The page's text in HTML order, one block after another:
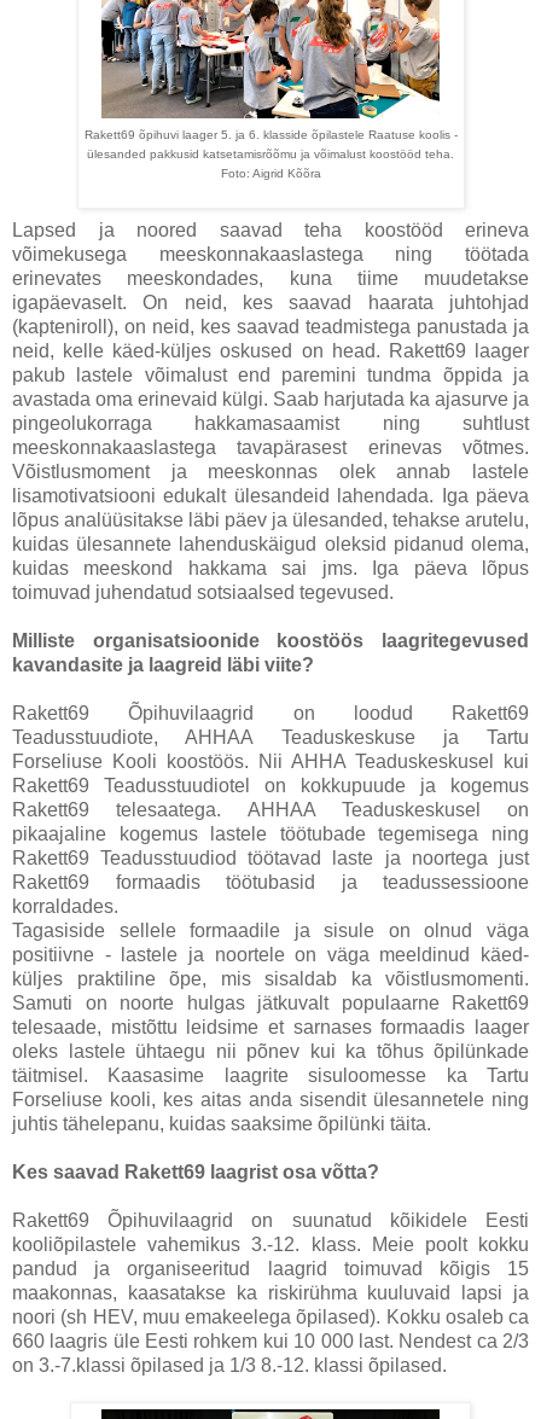
Rakett69 õpihuvi laager 5. ja 6. klasside õpilastele Raatuse koolis -
ülesanded pakkusid katsetamisrõõmu ja võimalust koostööd teha.
Foto: Aigrid Kõõra
Lapsed ja noored saavad teha koostööd erineva
võimekusega meeskonnakaaslastega ning töötada
erinevates meeskondades, kuna tiime muudetakse
igapäevaselt. On neid, kes saavad haarata juhtohjad
(kapteniroll), on neid, kes saavad teadmistega panustada ja
neid, kelle käed-küljes oskused on head. Rakett69 laager
pakub lastele võimalust end paremini tundma õppida ja
avastada oma erinevaid külgi. Saab harjutada ka ajasurve ja
pingeolukorraga hakkamasaamist ning suhtlust
meeskonnakaaslastega tavapärasest erinevas võtmes.
Võistlusmoment ja meeskonnas olek annab lastele
lisamotivatsiooni edukalt ülesandeid lahendada. Iga päeva
lõpus analüüsitakse läbi päev ja ülesanded, tehakse arutelu,
kuidas ülesannete lahenduskäigud oleksid pidanud olema,
kuidas meeskond hakkama sai jms. Iga päeva lõpus
toimuvad juhendatud sotsiaalsed tegevused.
Milliste organisatsioonide koostöös laagritegevused
kavandasite ja laagreid läbi viite?
Rakett69 Õpihuvilaagrid on loodud Rakett69
Teadusstuudiote, AHHAA Teaduskeskuse ja Tartu
Forseliuse Kooli koostöös. Nii AHHA Teaduskeskusel kui
Rakett69 Teadusstuudiotel on kokkupuude ja kogemus
Rakett69 telesaatega. AHHAA Teaduskeskusel on
pikaajaline kogemus lastele töötubade tegemisega ning
Rakett69 Teadusstuudiod töötavad laste ja noortega just
Rakett69 formaadis töötubasid ja teadussessioone
korraldades.
Tagasiside sellele formaadile ja sisule on olnud väga
positiivne - lastele ja noortele on väga meeldinud käed-
küljes praktiline õpe, mis sisaldab ka võistlusmomenti.
Samuti on noorte hulgas jätkuvalt populaarne Rakett69
telesaade, mistõttu leidsime et sarnases formaadis laager
oleks lastele ühtaegu nii põnev kui ka tõhus õpilünkade
täitmisel. Kaasasime laagrite sisuloomesse ka Tartu
Forseliuse kooli, kes aitas anda sisendit ülesannetele ning
juhtis tähelepanu, kuidas saaksime õpilünki täita.
Kes saavad Rakett69 laagrist osa võtta?
Rakett69 Õpihuvilaagrid on suunatud kõikidele Eesti
kooliõpilastele vahemikus 3.-12. klass. Meie poolt kokku
pandud ja organiseeritud laagrid toimuvad kõigis 15
maakonnas, kaasatakse ka riskirühma kuuluvaid lapsi ja
noori (sh HEV, muu emakeelega õpilased). Kokku osaleb ca
660 laagris üle Eesti rohkem kui 10 000 last. Nendest ca 2/3
on 3.-7.klassi õpilased ja 1/3 8.-12. klassi õpilased.